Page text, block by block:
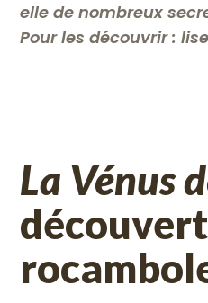
elle de nombreux
Pour les découvrir :
La Vénus